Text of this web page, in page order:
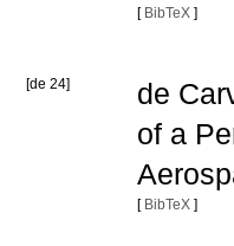
[ BibTeX ]
[de 24]
de
of a
[ BibTeX ]